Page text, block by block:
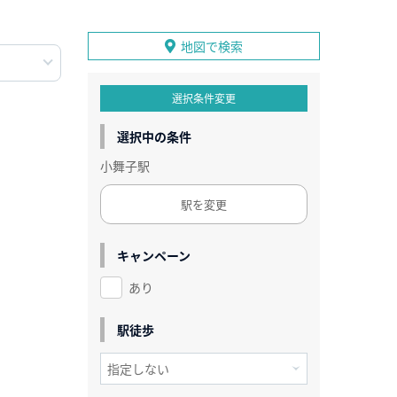
地図で検索
選択条件変更
選択中の条件
小舞子駅
駅を変更
キャンペーン
あり
駅徒歩